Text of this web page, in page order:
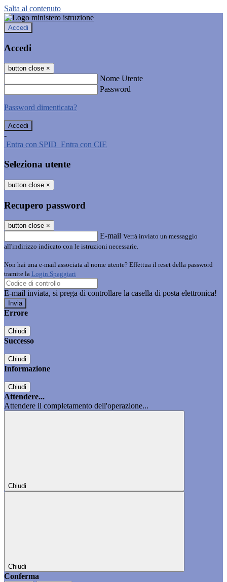
Salta al contenuto
Accedi
Accedi
button close ×
Nome Utente
Password
Password dimenticata?
-
Entra con SPID Entra con CIE
Seleziona utente
button close ×
Recupero password
button close ×
E-mail Verrà inviato un messaggio
all'indirizzo indicato con le istruzioni necessarie.
Non hai una e-mail associata al nome utente? Effettua il reset della password
tramite la Login Spaggiari
E-mail inviata, si prega di controllare la casella di posta elettronica!
Errore
Chiudi
Successo
Chiudi
Informazione
Chiudi
Attendere...
Attendere il completamento dell'operazione...
Chiudi
Chiudi
Conferma